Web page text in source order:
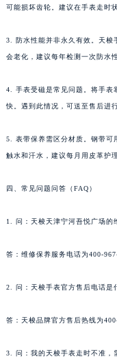
可能损坏齿轮。建议在手表走时
3. 防水性能并非永久有效。天梭
会老化，建议每年检测一次防水
4. 手表受磁是常见问题。将手表
快。遇到此情况，可送至售后进
5. 表带保养需区分材质。钢带可
触水和汗水，建议每月用皮革护
四、常见问题问答（FAQ）
1. 问：天梭天津宁河吾悦广场的
答：维修保养服务电话为400-
2. 问：天梭手表官方售后电话是
答：天梭品牌官方售后热线为
3. 问：我的天梭手表走时不准，